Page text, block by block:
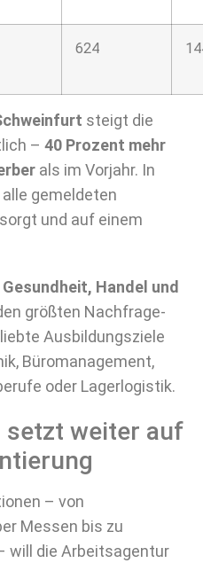
624
steigt die
– 40 Prozent mehr
als im Vorjahr. In
gemeldeten
und auf einem
Handel und
größten Nachfrage-
Ausbildungsziele
Büromanagement,
oder Lagerlogistik.
setzt weiter auf
– von
Messen bis zu
will die Arbeitsagentur